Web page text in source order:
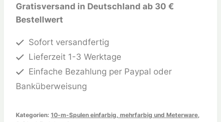
Gratisversand in Deutschland ab 30 €
Bestellwert
Sofort versandfertig
Lieferzeit 1-3 Werktage
Einfache Bezahlung per Paypal oder
Banküberweisung
Kategorien: 10-m-Spulen einfarbig, mehrfarbig und Meterware,